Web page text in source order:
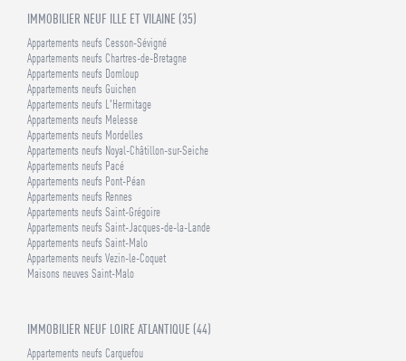
IMMOBILIER NEUF ILLE ET VILAINE (35)
Appartements neufs Cesson-Sévigné
Appartements neufs Chartres-de-Bretagne
Appartements neufs Domloup
Appartements neufs Guichen
Appartements neufs L'Hermitage
Appartements neufs Melesse
Appartements neufs Mordelles
Appartements neufs Noyal-Châtillon-sur-Seiche
Appartements neufs Pacé
Appartements neufs Pont-Péan
Appartements neufs Rennes
Appartements neufs Saint-Grégoire
Appartements neufs Saint-Jacques-de-la-Lande
Appartements neufs Saint-Malo
Appartements neufs Vezin-le-Coquet
Maisons neuves Saint-Malo
IMMOBILIER NEUF LOIRE ATLANTIQUE (44)
Appartements neufs Carquefou